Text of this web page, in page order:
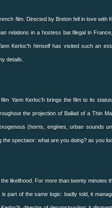
film. Directed by Breton fell in love with
relations in a hostess bar. Illegal in
Kerloc'h himself has visited such an
details.
Yann Kerloc'h brings the film to its
the projection of Ballad of a Thin
(horns, engines, urban sounds
the spectator: what are you doing? as you
likelihood. For more than twenty minutes
part of the same logic: badly told, it